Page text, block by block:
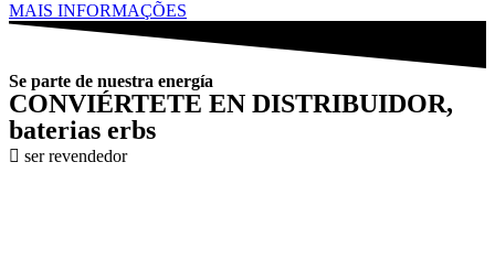
MAIS INFORMAÇÕES
Se parte de nuestra energía
CONVIÉRTETE EN DISTRIBUIDOR,
baterias erbs
ser revendedor